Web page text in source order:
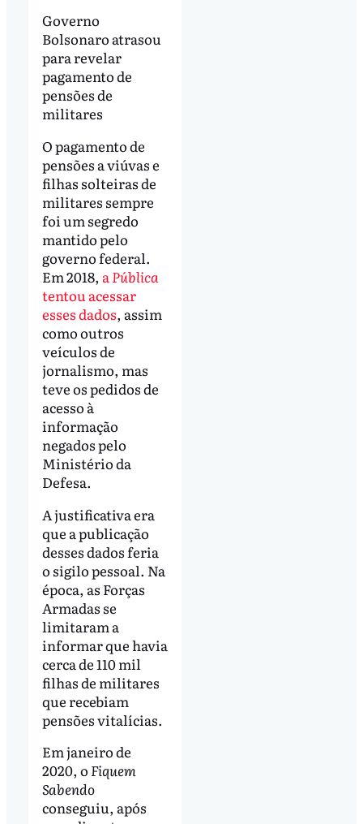
Governo
Bolsonaro atrasou
para revelar
pagamento de
pensões de
militares
O pagamento de
pensões a viúvas e
filhas solteiras de
militares sempre
foi um segredo
mantido pelo
governo federal.
Em 2018, a Pública
tentou acessar
esses dados, assim
como outros
veículos de
jornalismo, mas
teve os pedidos de
acesso à
informação
negados pelo
Ministério da
Defesa.
A justificativa era
que a publicação
desses dados feria
o sigilo pessoal. Na
época, as Forças
Armadas se
limitaram a
informar que havia
cerca de 110 mil
filhas de militares
que recebiam
pensões vitalícias.
Em janeiro de
2020, o Fiquem
Sabendo
conseguiu, após